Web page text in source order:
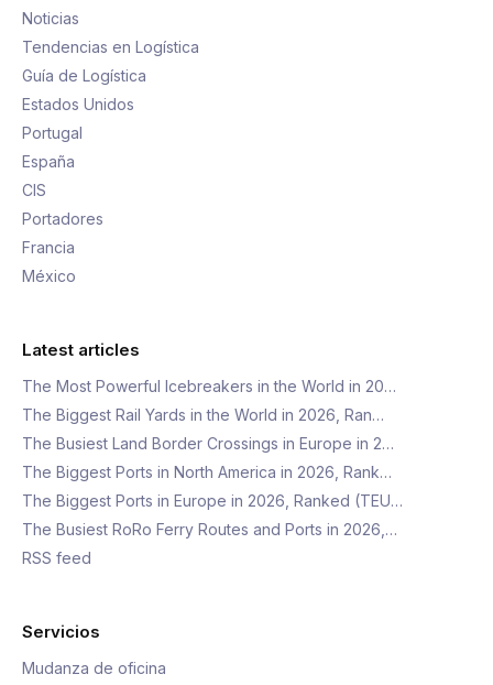
Noticias
Tendencias en Logística
Guía de Logística
Estados Unidos
Portugal
España
CIS
Portadores
Francia
México
Latest articles
The Most Powerful Icebreakers in the World in 20…
The Biggest Rail Yards in the World in 2026, Ran…
The Busiest Land Border Crossings in Europe in 2…
The Biggest Ports in North America in 2026, Rank…
The Biggest Ports in Europe in 2026, Ranked (TEU…
The Busiest RoRo Ferry Routes and Ports in 2026,…
RSS feed
Servicios
Mudanza de oficina